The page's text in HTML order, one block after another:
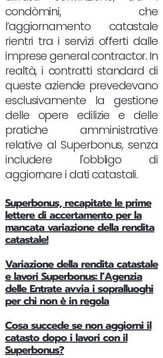
condòmini, che
l’aggiornamento catastale
rientri tra i servizi offerti dalle
imprese general contractor. In
realtà, i contratti standard di
queste aziende prevedevano
esclusivamente la gestione
delle opere edilizie e delle
pratiche amministrative
relative al Superbonus, senza
includere l'obbligo di
aggiornare i dati catastali.
Superbonus, recapitate le prime
lettere di accertamento per la
mancata variazione della rendita
catastale!
Variazione della rendita catastale
e lavori Superbonus: l’Agenzia
delle Entrate avvia i sopralluoghi
per chi non è in regola
Cosa succede se non aggiorni il
catasto dopo i lavori con il
Superbonus?